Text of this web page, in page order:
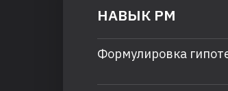
НАВЫК PM
Формулировка